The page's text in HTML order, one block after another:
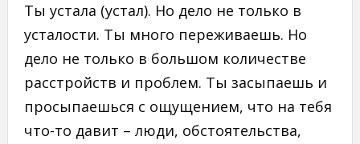
Ты устала (устал). Но дело не только в
усталости. Ты много переживаешь. Но
дело не только в большом количестве
расстройств и проблем. Ты засыпаешь и
просыпаешься с ощущением, что на тебя
что-то давит – люди, обстоятельства,